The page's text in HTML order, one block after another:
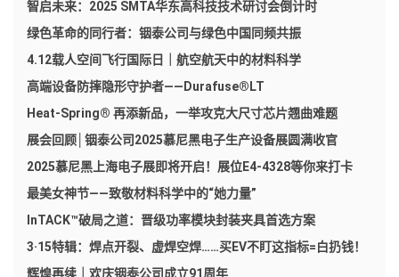
智启未来：2025 SMTA华东高科技技术研讨会倒计时
绿色革命的同行者：铟泰公司与绿色中国同频共振
4.12载人空间飞行国际日｜航空航天中的材料科学
高端设备防摔隐形守护者——Durafuse®LT
Heat-Spring® 再添新品，一举攻克大尺寸芯片翘曲难题
展会回顾│铟泰公司2025慕尼黑电子生产设备展圆满收官
2025慕尼黑上海电子展即将开启！展位E4-4328等你来打卡
最美女神节——致敬材料科学中的“她力量”
InTACK™破局之道：晋级功率模块封装夹具首选方案
3·15特辑：焊点开裂、虚焊空焊……买EV不盯这指标=白扔钱！
辉煌再续｜欢庆铟泰公司成立91周年